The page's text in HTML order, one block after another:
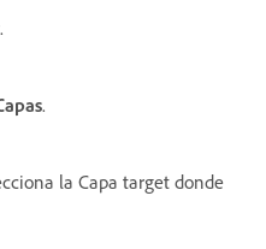
.
.
la Capa target donde